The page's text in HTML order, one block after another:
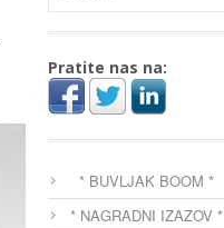
Pratite nas na:
* BUVLJAK BOOM *
* NAGRADNI IZAZOV *